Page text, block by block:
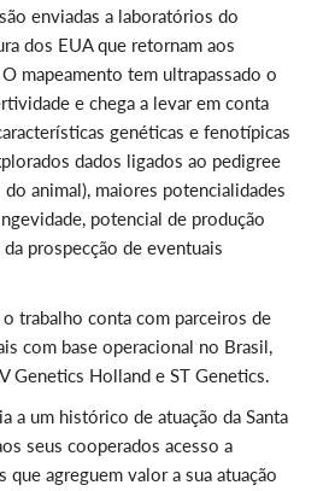
enviadas a laboratórios do
dos EUA que retornam aos
mapeamento tem ultrapassado o
e chega a levar em conta
genéticas e fenotípicas
dados ligados ao pedigree
animal), maiores potencialidades
potencial de produção
prospecção de eventuais
trabalho conta com parceiros de
com base operacional no Brasil,
Genetics Holland e ST Genetics.
a um histórico de atuação da Santa
seus cooperados acesso a
agreguem valor a sua atuação